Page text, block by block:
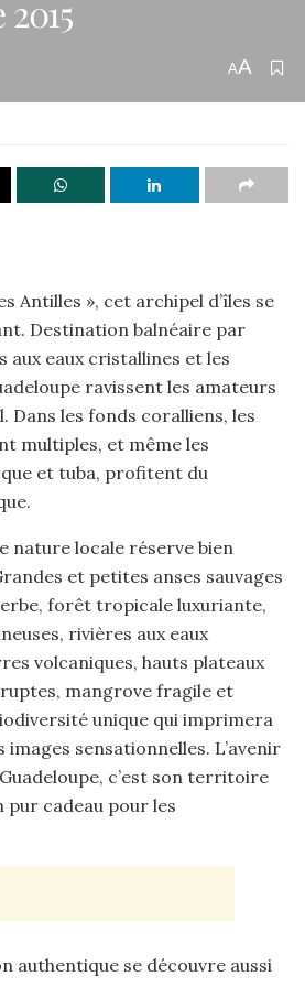
AA
Antilles », cet archipel d’îles se
Destination balnéaire par
aux eaux cristallines et les
ravissent les amateurs
Dans les fonds coralliens, les
multiples, et même les
et tuba, profitent du
nature locale réserve bien
et petites anses sauvages
forêt tropicale luxuriante,
rivières aux eaux
volcaniques, hauts plateaux
mangrove fragile et
unique qui imprimera
images sensationnelles. L’avenir
c’est son territoire
cadeau pour les
authentique se découvre aussi